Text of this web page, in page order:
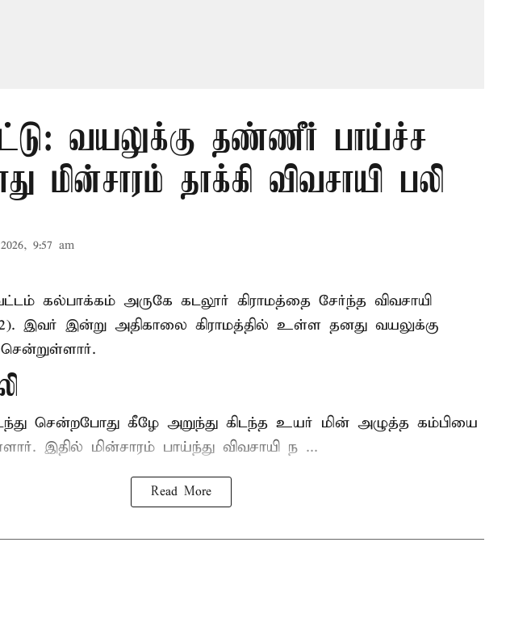
வயலுக்கு தண்ணீர் பாய்ச்ச
மின்சாரம் தாக்கி விவசாயி பலி
9:57 am
கல்பாக்கம் அருகே கடலூர் கிராமத்தை சேர்ந்த விவசாயி
இவர் இன்று அதிகாலை கிராமத்தில் உள்ள தனது வயலுக்கு
சென்றபோது கீழே அறுந்து கிடந்த உயர் மின் அழுத்த கம்பியை
இதில் மின்சாரம் பாய்ந்து விவசாயி ந ...
Read More